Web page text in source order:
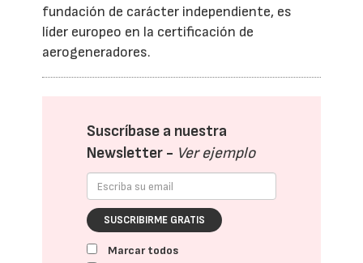
fundación de carácter independiente, es
líder europeo en la certificación de
aerogeneradores.
Suscríbase a nuestra
Newsletter - Ver ejemplo
SUSCRIBIRME GRATIS
Marcar todos